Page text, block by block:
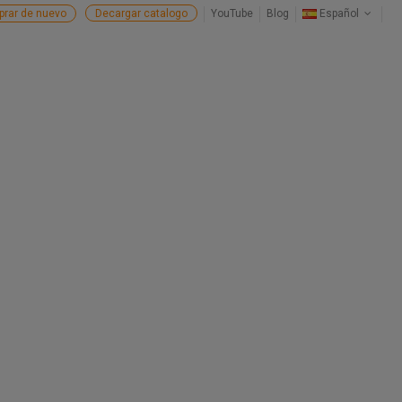
Español
Blog
YouTube
Decargar catalogo
de nuevo